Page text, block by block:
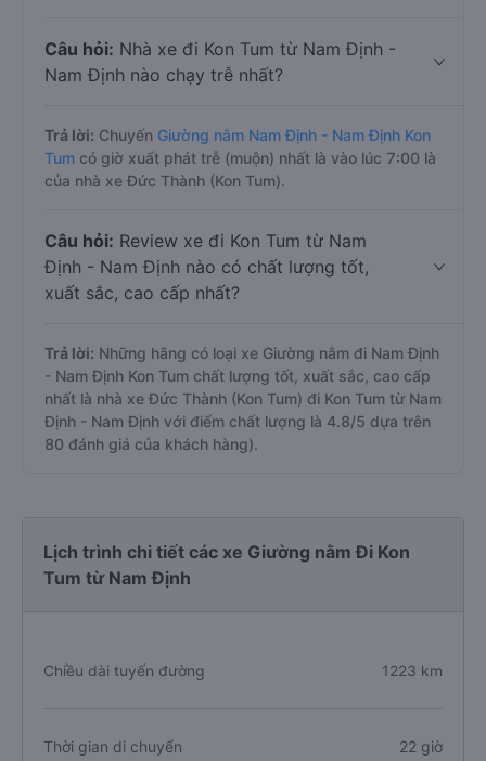
Câu hỏi: Nhà xe đi Kon Tum từ Nam Định -
Nam Định nào chạy trễ nhất?
Trả lời: Chuyến Giường nằm Nam Định - Nam Định Kon
Tum có giờ xuất phát trễ (muộn) nhất là vào lúc 7:00 là
của nhà xe Đức Thành (Kon Tum).
Câu hỏi: Review xe đi Kon Tum từ Nam
Định - Nam Định nào có chất lượng tốt,
xuất sắc, cao cấp nhất?
Trả lời: Những hãng có loại xe Giường nằm đi Nam Định
- Nam Định Kon Tum chất lượng tốt, xuất sắc, cao cấp
nhất là nhà xe Đức Thành (Kon Tum) đi Kon Tum từ Nam
Định - Nam Định với điểm chất lượng là 4.8/5 dựa trên
80 đánh giá của khách hàng).
Lịch trình chi tiết các xe Giường nằm Đi Kon
Tum từ Nam Định
Chiều dài tuyến đường 1223 km
Thời gian di chuyển 22 giờ